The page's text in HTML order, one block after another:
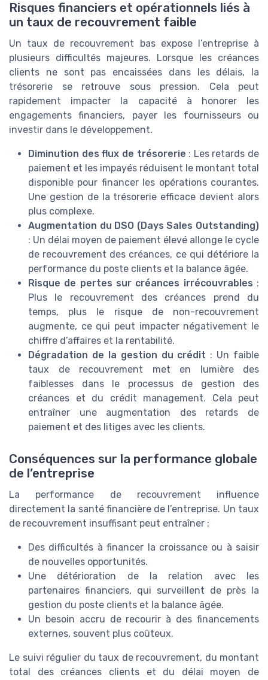
Risques financiers et opérationnels liés à
un taux de recouvrement faible
Un taux de recouvrement bas expose l’entreprise à
plusieurs difficultés majeures. Lorsque les créances
clients ne sont pas encaissées dans les délais, la
trésorerie se retrouve sous pression. Cela peut
rapidement impacter la capacité à honorer les
engagements financiers, payer les fournisseurs ou
investir dans le développement.
Diminution des flux de trésorerie : Les retards de
paiement et les impayés réduisent le montant total
disponible pour financer les opérations courantes.
Une gestion de la trésorerie efficace devient alors
plus complexe.
Augmentation du DSO (Days Sales Outstanding)
: Un délai moyen de paiement élevé allonge le cycle
de recouvrement des créances, ce qui détériore la
performance du poste clients et la balance âgée.
Risque de pertes sur créances irrécouvrables :
Plus le recouvrement des créances prend du
temps, plus le risque de non-recouvrement
augmente, ce qui peut impacter négativement le
chiffre d’affaires et la rentabilité.
Dégradation de la gestion du crédit : Un faible
taux de recouvrement met en lumière des
faiblesses dans le processus de gestion des
créances et du crédit management. Cela peut
entraîner une augmentation des retards de
paiement et des litiges avec les clients.
Conséquences sur la performance globale
de l’entreprise
La performance de recouvrement influence
directement la santé financière de l’entreprise. Un taux
de recouvrement insuffisant peut entraîner :
Des difficultés à financer la croissance ou à saisir
de nouvelles opportunités.
Une détérioration de la relation avec les
partenaires financiers, qui surveillent de près la
gestion du poste clients et la balance âgée.
Un besoin accru de recourir à des financements
externes, souvent plus coûteux.
Le suivi régulier du taux de recouvrement, du montant
total des créances clients et du délai moyen de